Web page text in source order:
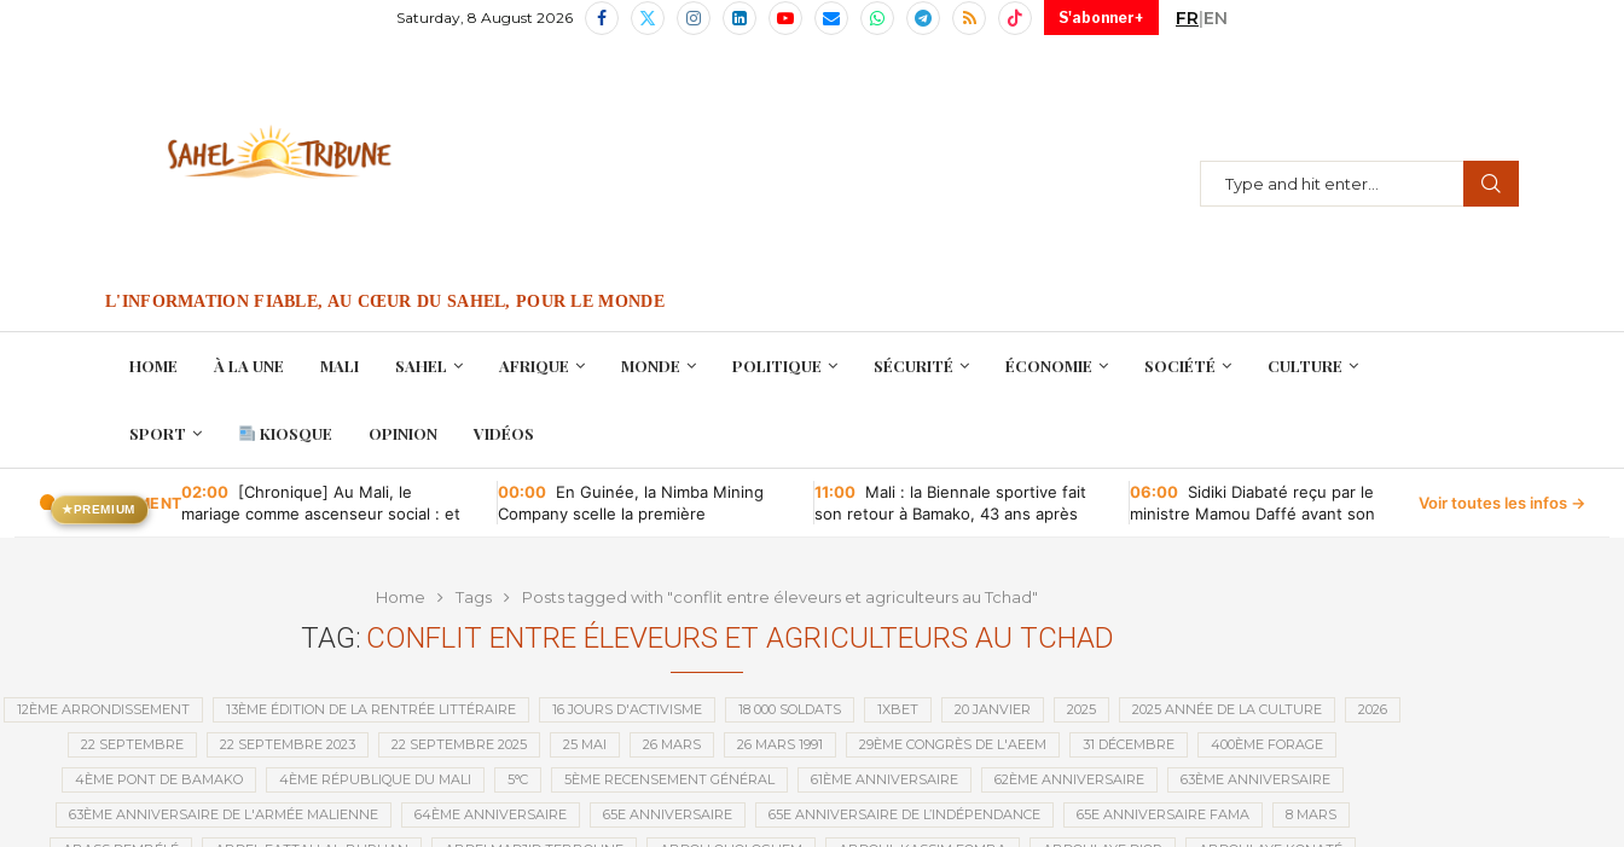
Saturday, 8 August 2026 S'abonner+ FR EN
L'INFORMATION FIABLE, AU CŒUR DU SAHEL, POUR LE MONDE
HOME À LA UNE MALI SAHEL AFRIQUE MONDE POLITIQUE SÉCURITÉ ÉCONOMIE SOCIÉTÉ CULTURE
SPORT KIOSQUE OPINION VIDÉOS
EN CE MOMENT
★PREMIUM
02:00 [Chronique] Au Mali, le
mariage comme ascenseur social : et
00:00 En Guinée, la Nimba Mining
Company scelle la première
11:00 Mali : la Biennale sportive fait
son retour à Bamako, 43 ans après
06:00 Sidiki Diabaté reçu par le
ministre Mamou Daffé avant son
Voir toutes les infos →
Home Tags Posts tagged with "conflit entre éleveurs et agriculteurs au Tchad"
TAG: CONFLIT ENTRE ÉLEVEURS ET AGRICULTEURS AU TCHAD
12ÈME ARRONDISSEMENT 13ÈME ÉDITION DE LA RENTRÉE LITTÉRAIRE 16 JOURS D'ACTIVISME 18 000 SOLDATS 1XBET 20 JANVIER 2025 2025 ANNÉE DE LA CULTURE 2026
22 SEPTEMBRE 22 SEPTEMBRE 2023 22 SEPTEMBRE 2025 25 MAI 26 MARS 26 MARS 1991 29ÈME CONGRÈS DE L'AEEM 31 DÉCEMBRE 400ÈME FORAGE
4ÈME PONT DE BAMAKO 4ÈME RÉPUBLIQUE DU MALI 5°C 5ÈME RECENSEMENT GÉNÉRAL 61ÈME ANNIVERSAIRE 62ÈME ANNIVERSAIRE 63ÈME ANNIVERSAIRE
63ÈME ANNIVERSAIRE DE L'ARMÉE MALIENNE 64ÈME ANNIVERSAIRE 65E ANNIVERSAIRE 65E ANNIVERSAIRE DE L’INDÉPENDANCE 65E ANNIVERSAIRE FAMA 8 MARS